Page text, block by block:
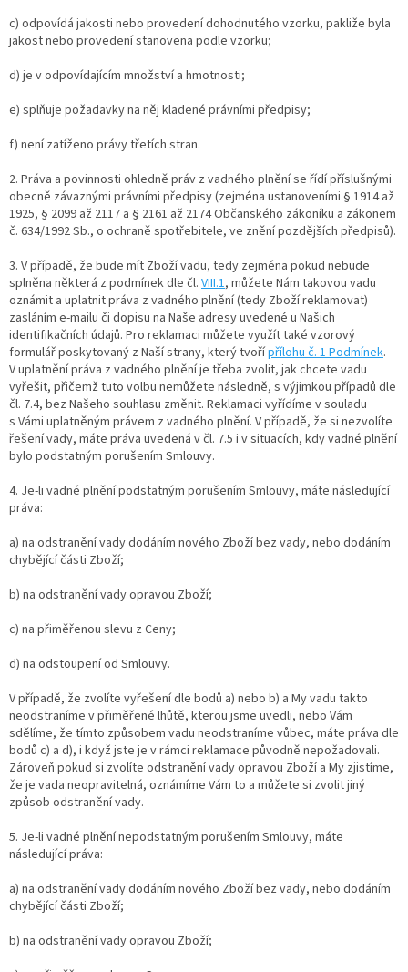
c) odpovídá jakosti nebo provedení dohodnutého vzorku, pakliže byla
jakost nebo provedení stanovena podle vzorku;
d) je v odpovídajícím množství a hmotnosti;
e) splňuje požadavky na něj kladené právními předpisy;
f) není zatíženo právy třetích stran.
2. Práva a povinnosti ohledně práv z vadného plnění se řídí příslušnými
obecně závaznými právními předpisy (zejména ustanoveními § 1914 až
1925, § 2099 až 2117 a § 2161 až 2174 Občanského zákoníku a zákonem
č. 634/1992 Sb., o ochraně spotřebitele, ve znění pozdějších předpisů).
3. V případě, že bude mít Zboží vadu, tedy zejména pokud nebude
splněna některá z podmínek dle čl. VIII.1, můžete Nám takovou vadu
oznámit a uplatnit práva z vadného plnění (tedy Zboží reklamovat)
zasláním e-mailu či dopisu na Naše adresy uvedené u Našich
identifikačních údajů. Pro reklamaci můžete využít také vzorový
formulář poskytovaný z Naší strany, který tvořípřílohu č. 1 Podmínek.
V uplatnění práva z vadného plnění je třeba zvolit, jak chcete vadu
vyřešit, přičemž tuto volbu nemůžete následně, s výjimkou případů dle
čl. 7.4, bez Našeho souhlasu změnit. Reklamaci vyřídíme v souladu
s Vámi uplatněným právem z vadného plnění. V případě, že si nezvolíte
řešení vady, máte práva uvedená v čl. 7.5 i v situacích, kdy vadné plnění
bylo podstatným porušením Smlouvy.
4. Je-li vadné plnění podstatným porušením Smlouvy, máte následující
práva:
a) na odstranění vady dodáním nového Zboží bez vady, nebo dodáním
chybějící části Zboží;
b) na odstranění vady opravou Zboží;
c) na přiměřenou slevu z Ceny;
d) na odstoupení od Smlouvy.
V případě, že zvolíte vyřešení dle bodů a) nebo b) a My vadu takto
neodstraníme v přiměřené lhůtě, kterou jsme uvedli, nebo Vám
sdělíme, že tímto způsobem vadu neodstraníme vůbec, máte práva dle
bodů c) a d), i když jste je v rámci reklamace původně nepožadovali.
Zároveň pokud si zvolíte odstranění vady opravou Zboží a My zjistíme,
že je vada neopravitelná, oznámíme Vám to a můžete si zvolit jiný
způsob odstranění vady.
5. Je-li vadné plnění nepodstatným porušením Smlouvy, máte
následující práva:
a) na odstranění vady dodáním nového Zboží bez vady, nebo dodáním
chybějící části Zboží;
b) na odstranění vady opravou Zboží;